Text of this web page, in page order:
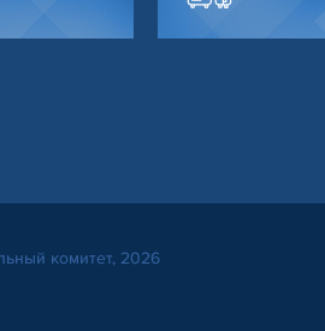
комитет, 2026